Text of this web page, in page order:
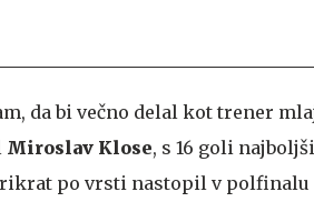
da bi večno delal kot trener
Miroslav Klose, s 16 goli
po vrsti nastopil v polfinalu